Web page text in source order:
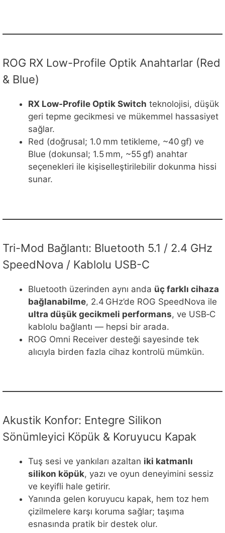
ROG RX Low-Profile Optik Anahtarlar (Red
& Blue)
RX Low‑Profile Optik Switch teknolojisi, düşük
geri tepme gecikmesi ve mükemmel hassasiyet
sağlar.
Red (doğrusal; 1.0 mm tetikleme, ~40 gf) ve
Blue (dokunsal; 1.5 mm, ~55 gf) anahtar
seçenekleri ile kişiselleştirilebilir dokunma hissi
sunar.
Tri-Mod Bağlantı: Bluetooth 5.1 / 2.4 GHz
SpeedNova / Kablolu USB-C
Bluetooth üzerinden aynı anda üç farklı cihaza
bağlanabilme, 2.4 GHz’de ROG SpeedNova ile
ultra düşük gecikmeli performans, ve USB‑C
kablolu bağlantı — hepsi bir arada.
ROG Omni Receiver desteği sayesinde tek
alıcıyla birden fazla cihaz kontrolü mümkün.
Akustik Konfor: Entegre Silikon
Sönümleyici Köpük & Koruyucu Kapak
Tuş sesi ve yankıları azaltan iki katmanlı
silikon köpük, yazı ve oyun deneyimini sessiz
ve keyifli hale getirir.
Yanında gelen koruyucu kapak, hem toz hem
çizilmelere karşı koruma sağlar; taşıma
esnasında pratik bir destek olur.